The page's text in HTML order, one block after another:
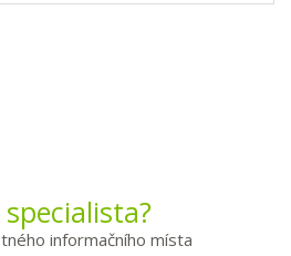
informačního místa